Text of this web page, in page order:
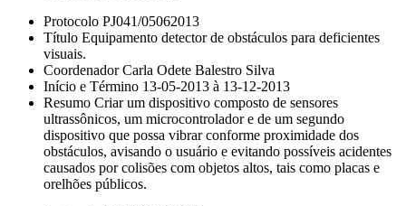
Protocolo PJ041/05062013
Título Equipamento detector de obstáculos para deficientes
visuais.
Coordenador Carla Odete Balestro Silva
Início e Término 13-05-2013 à 13-12-2013
Resumo Criar um dispositivo composto de sensores
ultrassônicos, um microcontrolador e de um segundo
dispositivo que possa vibrar conforme proximidade dos
obstáculos, avisando o usuário e evitando possíveis acidentes
causados por colisões com objetos altos, tais como placas e
orelhões públicos.